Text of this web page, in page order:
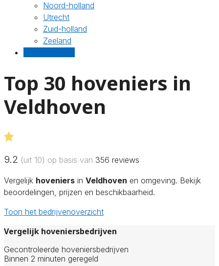
Noord-holland
Utrecht
Zuid-holland
Zeeland
Top 30 hoveniers in
Veldhoven
9.2 (uit 10) op basis van 356 reviews
Vergelijk hoveniers in Veldhoven en omgeving. Bekijk
beoordelingen, prijzen en beschikbaarheid.
Toon het bedrijvenoverzicht
Vergelijk hoveniersbedrijven
Gecontroleerde hoveniersbedrijven
Binnen 2 minuten geregeld